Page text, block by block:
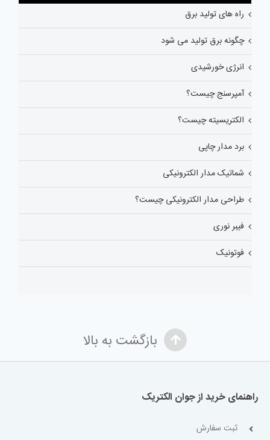
راه های تولید برق
چگونه برق تولید می شود
انرژی خورشیدی
آمپرسنج چیست؟
الکتریسیته چیست؟
برد مدار چاپی
شماتیک مدار الکترونیکی
طراحی مدار الکترونیکی چیست؟
فیبر نوری
فوتونیک
بازگشت به بالا
راهنمای خرید از جوان الکتریک
ثبت سفارش